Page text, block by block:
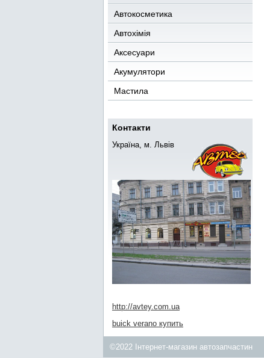
Автокосметика
Автохімія
Аксесуари
Акумулятори
Мастила
Контакти
Україна, м. Львів
http://avtey.com.ua
buick verano купить
©2022 Інтернет-магазин автозапчастин